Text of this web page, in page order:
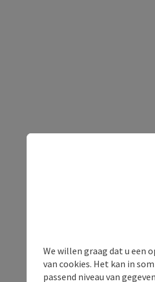
We willen graag dat u een
van cookies. Het kan in
passend niveau van